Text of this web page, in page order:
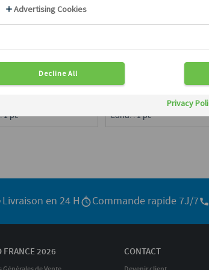
BLOC DOUX
en région :
: 5 kg
1 pc
EN BARATTE
Disponible en région :
Cond. : 1 pc
Livraison en 24 H Commande rapide 7J/7
FRANCE 2026 CONTACT